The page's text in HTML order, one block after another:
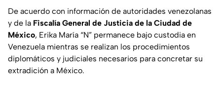
De acuerdo con información de autoridades venezolanas
y de la Fiscalía General de Justicia de la Ciudad de
México, Erika María “N” permanece bajo custodia en
Venezuela mientras se realizan los procedimientos
diplomáticos y judiciales necesarios para concretar su
extradición a México.